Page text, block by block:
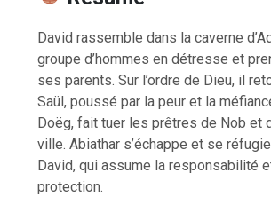
David rassemble dans la caverne
groupe d’hommes en détresse et
ses parents. Sur l’ordre de Dieu, il
Saül, poussé par la peur et la
Doëg, fait tuer les prêtres de Nob et
ville. Abiathar s’échappe et se
David, qui assume la responsabilité
protection.